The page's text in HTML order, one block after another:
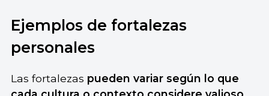
Ejemplos de fortalezas
personales
Las fortalezas pueden variar según lo que